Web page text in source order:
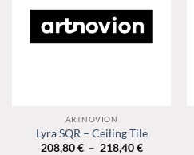
ARTNOVION
Lyra SQR – Ceiling Tile
208,80€ – 218,40€Plage